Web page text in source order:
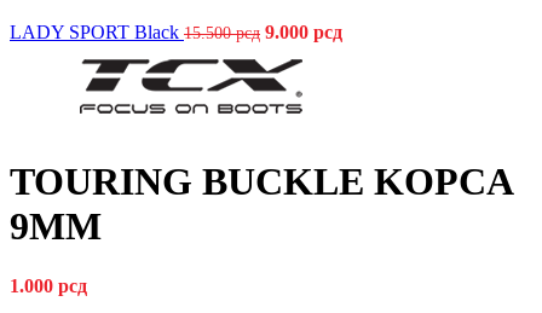
LADY SPORT Black 15.500рсд 9.000 рсд
TOURING BUCKLE KOPCA
9MM
1.000 рсд